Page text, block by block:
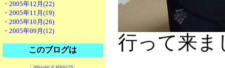
・2005年12月(22)
・2005年11月(19)
・2005年10月(26)
・2005年09月(12)
このブログは 行って来ま